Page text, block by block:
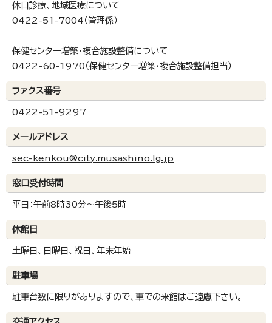
休日診療、地域医療について
0422-51-7004（管理係）
保健センター増築・複合施設整備について
0422-60-1970（保健センター増築・複合施設整備担当）
ファクス番号
0422-51-9297
メールアドレス
sec-kenkou@city.musashino.lg.jp
窓口受付時間
平日：午前8時30分～午後5時
休館日
土曜日、日曜日、祝日、年末年始
駐車場
駐車台数に限りがありますので、車での来館はご遠慮下さい。